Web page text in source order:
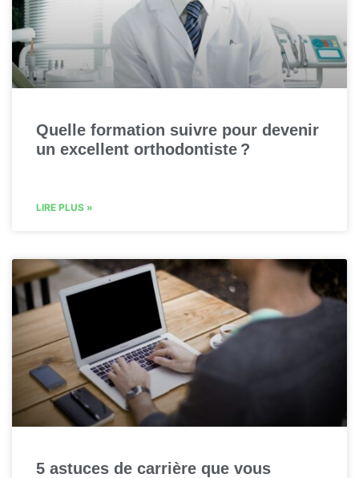
Quelle formation suivre pour devenir
un excellent orthodontiste ?
LIRE PLUS »
5 astuces de carrière que vous